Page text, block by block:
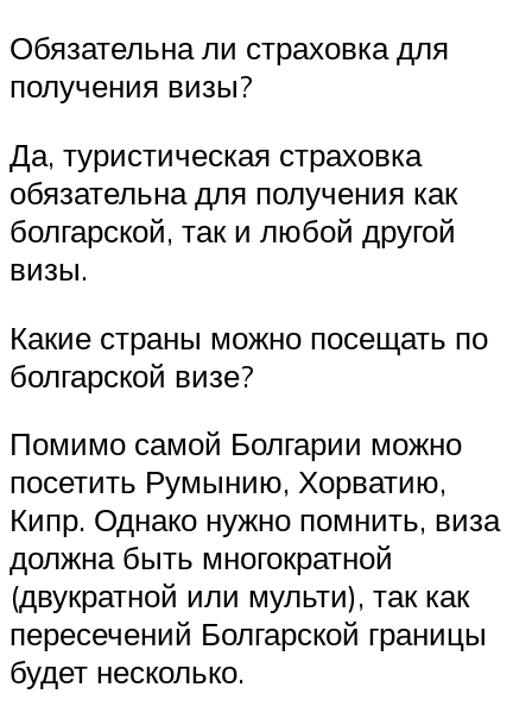
Обязательна ли страховка для
получения визы?
Да, туристическая страховка
обязательна для получения как
болгарской, так и любой другой
визы.
Какие страны можно посещать по
болгарской визе?
Помимо самой Болгарии можно
посетить Румынию, Хорватию,
Кипр. Однако нужно помнить, виза
должна быть многократной
(двукратной или мульти), так как
пересечений Болгарской границы
будет несколько.